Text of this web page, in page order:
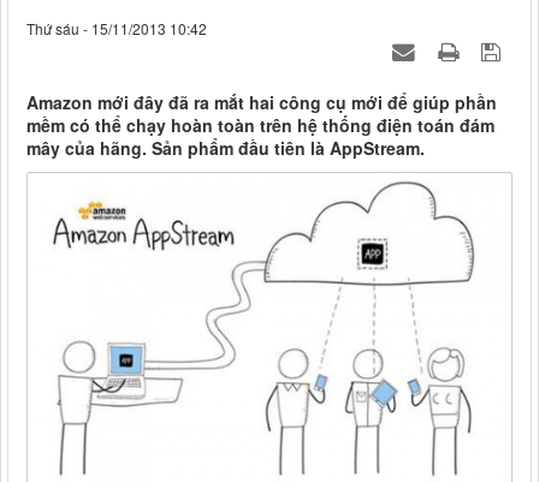
Thứ sáu - 15/11/2013 10:42
Amazon mới đây đã ra mắt hai công cụ mới để giúp phần
mềm có thể chạy hoàn toàn trên hệ thống điện toán đám
mây của hãng. Sản phẩm đầu tiên là AppStream.